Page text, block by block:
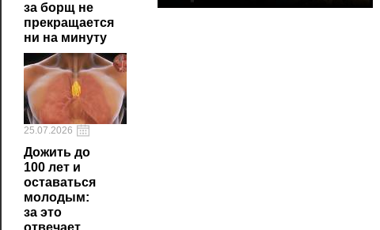
за борщ не
прекращается
ни на минуту
25.07.2026
Дожить до
100 лет и
оставаться
молодым:
за это
отвечает